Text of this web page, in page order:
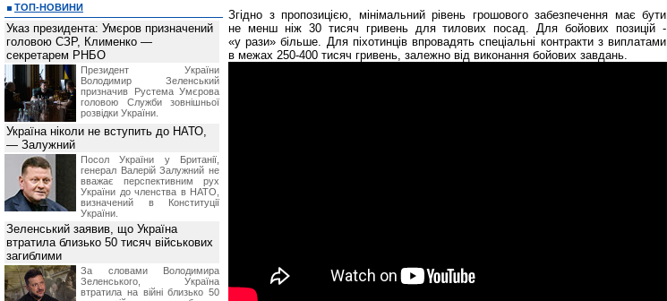
Згідно з пропозицією, мінімальний рівень грошового забезпечення має бути
не менш ніж 30 тисяч гривень для тилових посад. Для бойових позицій -
«у рази» більше. Для піхотинців впровадять спеціальні контракти з виплатами
в межах 250-400 тисяч гривень, залежно від виконання бойових завдань.
ТОП-НОВИНИ
Указ президента: Умєров призначений
головою СЗР, Клименко —
секретарем РНБО
Президент України
Володимир Зеленський
призначив Pустема Умєрова
головою Служби зовнішньої
розвідки України.
Україна ніколи не вступить до НАТО,
— Залужний
Посол України у Британії,
генерал Валерій Залужний не
вважає перспективним рух
України до членства в НАТО,
визначений в Конституції
України.
Зеленський заявив, що Україна
втратила близько 50 тисяч військових
загиблими
За словами Володимира
Зеленського, Україна
втратила на війні близько 50